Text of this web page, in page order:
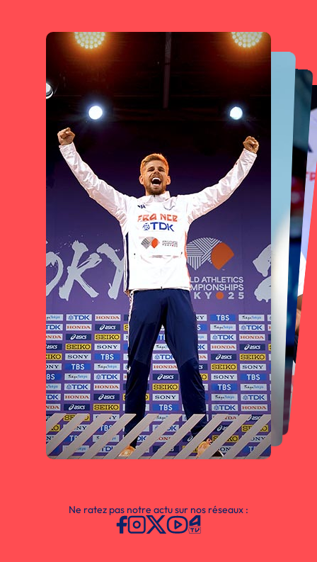
Ne ratez pas notre actu sur nos réseaux :